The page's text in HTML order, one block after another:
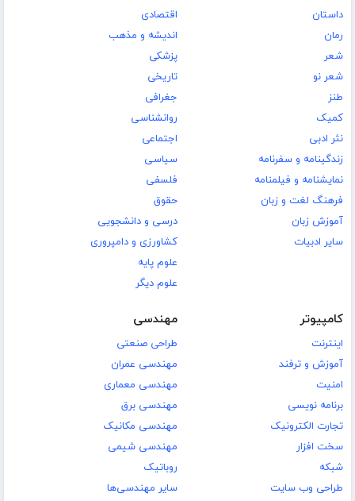
داستان
رمان
شعر
شعر نو
طنز
کمیک
نثر ادبی
زندگینامه و سفرنامه
نمایشنامه و فیلمنامه
فرهنگ لغت و زبان
آموزش زبان
سایر ادبیات
اقتصادی
اندیشه و مذهب
پزشکی
تاریخی
جغرافی
روانشناسی
اجتماعی
سیاسی
فلسفی
حقوق
درسی و دانشجویی
کشاورزی و دامپروری
علوم پایه
علوم دیگر
کامپیوتر
اینترنت
آموزش و ترفند
امنیت
برنامه نویسی
تجارت الکترونیک
سخت افزار
شبکه
طراحی وب سایت
مهندسی
طراحی صنعتی
مهندسی عمران
مهندسی معماری
مهندسی برق
مهندسی مکانیک
مهندسی شیمی
روباتیک
سایر مهندسی‌ها